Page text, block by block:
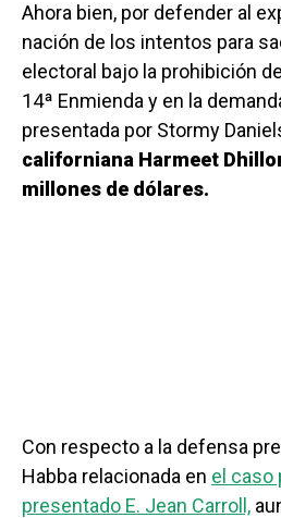
Ahora bien, por defender al
nación de los intentos para
electoral bajo la prohibición
14ª Enmienda y en la
presentada por Stormy
californiana Harmeet
millones de dólares.
Con respecto a la defensa
Habba relacionada en el caso
presentado E. Jean Carroll,